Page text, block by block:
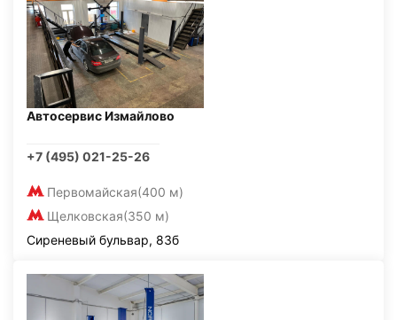
Автосервис Измайлово
+7 (495) 021-25-26
Первомайская(400 м)
Щелковская(350 м)
Сиреневый бульвар, 83б